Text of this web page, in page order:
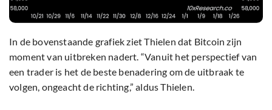
In de bovenstaande grafiek ziet Thielen dat Bitcoin zijn
moment van uitbreken nadert. “Vanuit het perspectief van
een trader is het de beste benadering om de uitbraak te
volgen, ongeacht de richting,” aldus Thielen.